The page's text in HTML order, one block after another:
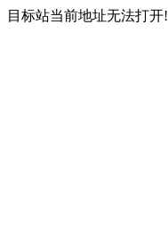
目标站当前地址无法打开!